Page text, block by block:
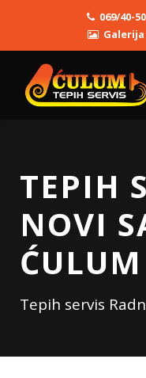
069/40-
TEPIH
NOVI
ĆULUM
Tepih servis